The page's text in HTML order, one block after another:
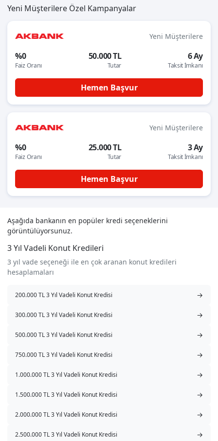
Yeni Müşterilere Özel Kampanyalar
Yeni Müşterilere
%0
Faiz Oranı
50.000 TL
Tutar
6 Ay
Taksit İmkanı
Hemen Başvur
Yeni Müşterilere
%0
Faiz Oranı
25.000 TL
Tutar
3 Ay
Taksit İmkanı
Hemen Başvur
Aşağıda bankanın en popüler kredi seçeneklerini
görüntülüyorsunuz.
3 Yıl Vadeli Konut Kredileri
3 yıl vade seçeneği ile en çok aranan konut kredileri
hesaplamaları
200.000 TL 3 Yıl Vadeli Konut Kredisi →
300.000 TL 3 Yıl Vadeli Konut Kredisi →
500.000 TL 3 Yıl Vadeli Konut Kredisi →
750.000 TL 3 Yıl Vadeli Konut Kredisi →
1.000.000 TL 3 Yıl Vadeli Konut Kredisi →
1.500.000 TL 3 Yıl Vadeli Konut Kredisi →
2.000.000 TL 3 Yıl Vadeli Konut Kredisi →
2.500.000 TL 3 Yıl Vadeli Konut Kredisi →